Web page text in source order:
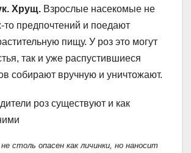
Хрущ. Взрослые насекомые не
то предпочтений и поедают
пищу. У роз это могут
так и уже распустившиеся
собирают вручную и уничтожают.
столь опасен как личинки, но наносит